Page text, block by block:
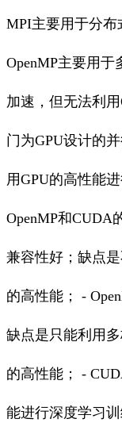
MPI主要用于分布
OpenMP主要用
加速，但无法利
门为GPU设计的
用GPU的高性能
OpenMP和CUDA
兼容性好；缺点
的高性能； -
缺点是只能利用
的高性能； -
能进行深度学习